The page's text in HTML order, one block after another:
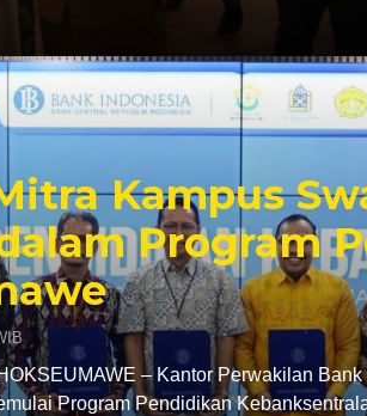
Kampus
Program
– Kantor Perwakilan
Program Pendidikan